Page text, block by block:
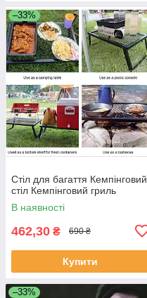
–33%
Стіл для багаття Кемпінговий
стіл Кемпінговий гриль
В наявності
462,30 ₴ 690 ₴
Купити
–33%